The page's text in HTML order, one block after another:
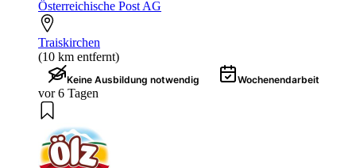
Österreichische Post AG
Traiskirchen
(10 km entfernt)
Keine Ausbildung notwendig Wochenendarbeit
vor 6 Tagen